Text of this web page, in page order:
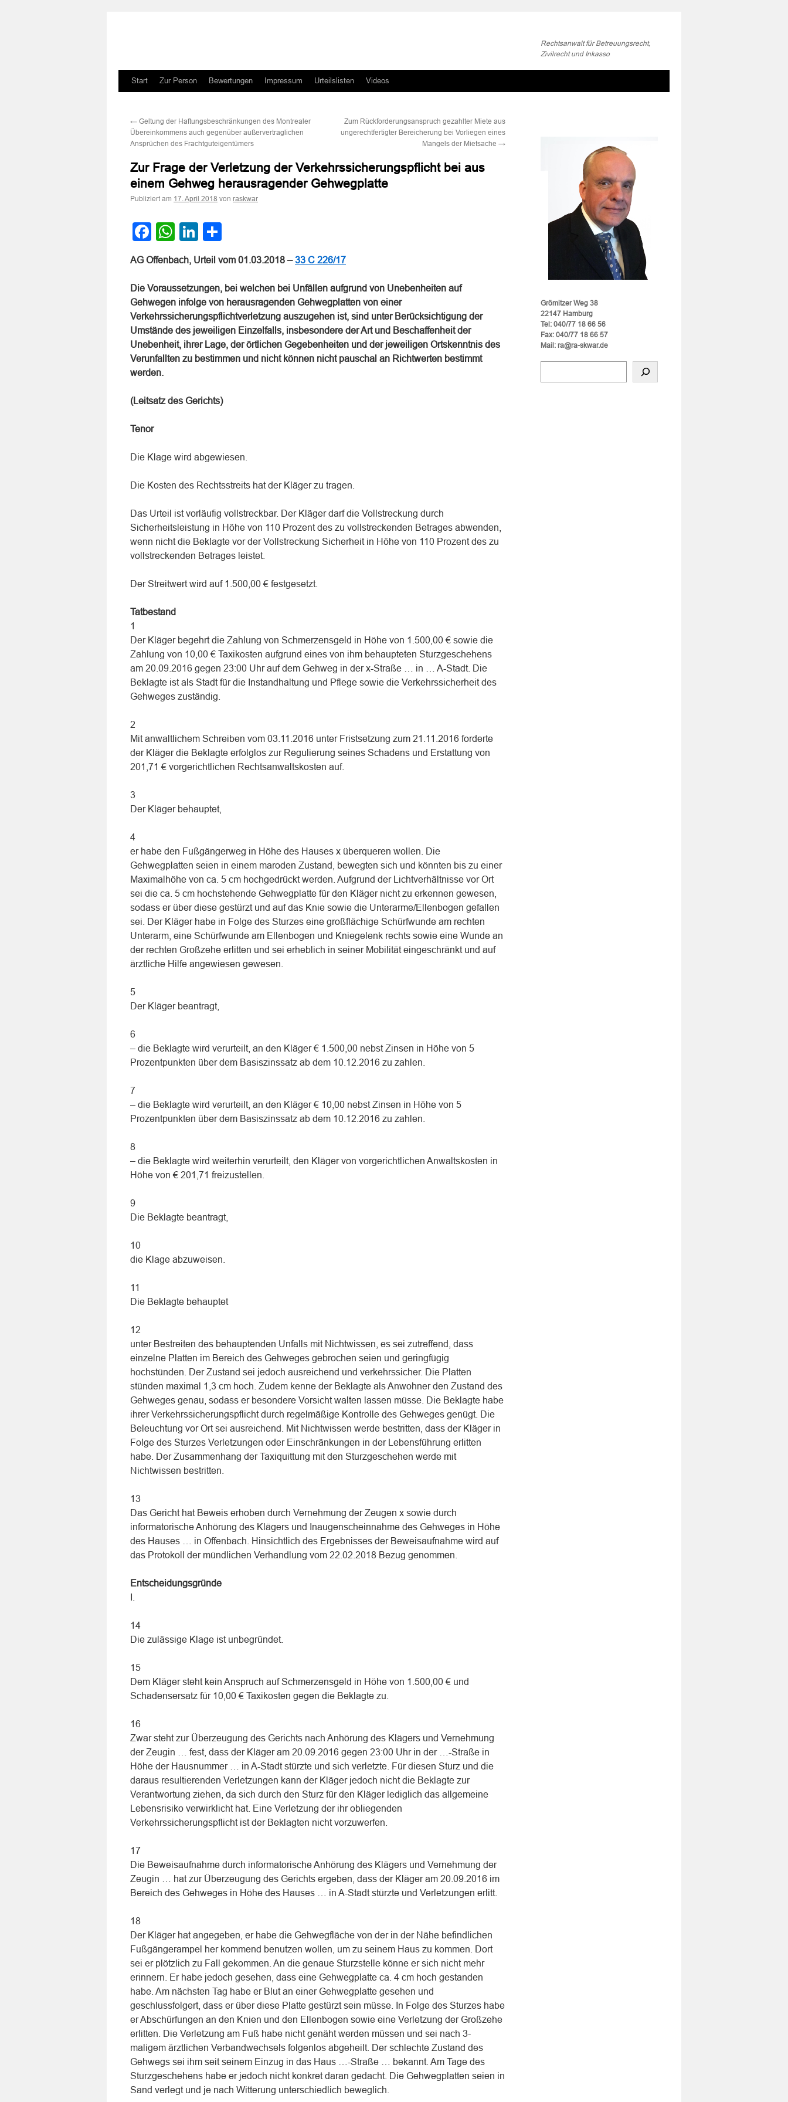
Rechtsanwalt für Betreuungsrecht,
Zivilrecht und Inkasso
Zum
springen
Start Zur Person Bewertungen Impressum Urteilslisten Videos
← Geltung der Haftungsbeschränkungen des Montrealer
Übereinkommens auch gegenüber außervertraglichen
Ansprüchen des Frachtguteigentümers
Zum Rückforderungsanspruch gezahlter Miete aus
ungerechtfertigter Bereicherung bei Vorliegen eines
Mangels der Mietsache →
Zur Frage der Verletzung der Verkehrssicherungspflicht bei aus
einem Gehweg herausragender Gehwegplatte
Publiziert am 17. April 2018 von raskwar
Facebook
WhatsApp
LinkedIn
AG Offenbach, Urteil vom 01.03.2018 –33 C 226/17
Die Voraussetzungen, bei welchen bei Unfällen aufgrund von Unebenheiten auf
Gehwegen infolge von herausragenden Gehwegplatten von einer
Verkehrssicherungspflichtverletzung auszugehen ist, sind unter Berücksichtigung der
Umstände des jeweiligen Einzelfalls, insbesondere der Art und Beschaffenheit der
Unebenheit, ihrer Lage, der örtlichen Gegebenheiten und der jeweiligen Ortskenntnis des
Verunfallten zu bestimmen und nicht können nicht pauschal an Richtwerten bestimmt
werden.
(Leitsatz des Gerichts)
Tenor
Die Klage wird abgewiesen.
Die Kosten des Rechtsstreits hat der Kläger zu tragen.
Das Urteil ist vorläufig vollstreckbar. Der Kläger darf die Vollstreckung durch
Sicherheitsleistung in Höhe von 110 Prozent des zu vollstreckenden Betrages abwenden,
wenn nicht die Beklagte vor der Vollstreckung Sicherheit in Höhe von 110 Prozent des zu
vollstreckenden Betrages leistet.
Der Streitwert wird auf 1.500,00 € festgesetzt.
Tatbestand
1
Der Kläger begehrt die Zahlung von Schmerzensgeld in Höhe von 1.500,00 € sowie die
Zahlung von 10,00 € Taxikosten aufgrund eines von ihm behaupteten Sturzgeschehens
am 20.09.2016 gegen 23:00 Uhr auf dem Gehweg in der x-Straße … in … A-Stadt. Die
Beklagte ist als Stadt für die Instandhaltung und Pflege sowie die Verkehrssicherheit des
Gehweges zuständig.
2
Mit anwaltlichem Schreiben vom 03.11.2016 unter Fristsetzung zum 21.11.2016 forderte
der Kläger die Beklagte erfolglos zur Regulierung seines Schadens und Erstattung von
201,71 € vorgerichtlichen Rechtsanwaltskosten auf.
3
Der Kläger behauptet,
4
er habe den Fußgängerweg in Höhe des Hauses x überqueren wollen. Die
Gehwegplatten seien in einem maroden Zustand, bewegten sich und könnten bis zu einer
Maximalhöhe von ca. 5 cm hochgedrückt werden. Aufgrund der Lichtverhältnisse vor Ort
sei die ca. 5 cm hochstehende Gehwegplatte für den Kläger nicht zu erkennen gewesen,
sodass er über diese gestürzt und auf das Knie sowie die Unterarme/Ellenbogen gefallen
sei. Der Kläger habe in Folge des Sturzes eine großflächige Schürfwunde am rechten
Unterarm, eine Schürfwunde am Ellenbogen und Kniegelenk rechts sowie eine Wunde an
der rechten Großzehe erlitten und sei erheblich in seiner Mobilität eingeschränkt und auf
ärztliche Hilfe angewiesen gewesen.
5
Der Kläger beantragt,
6
– die Beklagte wird verurteilt, an den Kläger € 1.500,00 nebst Zinsen in Höhe von 5
Prozentpunkten über dem Basiszinssatz ab dem 10.12.2016 zu zahlen.
7
– die Beklagte wird verurteilt, an den Kläger € 10,00 nebst Zinsen in Höhe von 5
Prozentpunkten über dem Basiszinssatz ab dem 10.12.2016 zu zahlen.
8
– die Beklagte wird weiterhin verurteilt, den Kläger von vorgerichtlichen Anwaltskosten in
Höhe von € 201,71 freizustellen.
9
Die Beklagte beantragt,
10
die Klage abzuweisen.
11
Die Beklagte behauptet
12
unter Bestreiten des behauptenden Unfalls mit Nichtwissen, es sei zutreffend, dass
einzelne Platten im Bereich des Gehweges gebrochen seien und geringfügig
hochstünden. Der Zustand sei jedoch ausreichend und verkehrssicher. Die Platten
stünden maximal 1,3 cm hoch. Zudem kenne der Beklagte als Anwohner den Zustand des
Gehweges genau, sodass er besondere Vorsicht walten lassen müsse. Die Beklagte habe
ihrer Verkehrssicherungspflicht durch regelmäßige Kontrolle des Gehweges genügt. Die
Beleuchtung vor Ort sei ausreichend. Mit Nichtwissen werde bestritten, dass der Kläger in
Folge des Sturzes Verletzungen oder Einschränkungen in der Lebensführung erlitten
habe. Der Zusammenhang der Taxiquittung mit den Sturzgeschehen werde mit
Nichtwissen bestritten.
13
Das Gericht hat Beweis erhoben durch Vernehmung der Zeugen x sowie durch
informatorische Anhörung des Klägers und Inaugenscheinnahme des Gehweges in Höhe
des Hauses … in Offenbach. Hinsichtlich des Ergebnisses der Beweisaufnahme wird auf
das Protokoll der mündlichen Verhandlung vom 22.02.2018 Bezug genommen.
Entscheidungsgründe
14
Die zulässige Klage ist unbegründet.
15
Dem Kläger steht kein Anspruch auf Schmerzensgeld in Höhe von 1.500,00 € und
Schadensersatz für 10,00 € Taxikosten gegen die Beklagte zu.
16
Zwar steht zur Überzeugung des Gerichts nach Anhörung des Klägers und Vernehmung
der Zeugin … fest, dass der Kläger am 20.09.2016 gegen 23:00 Uhr in der …-Straße in
Höhe der Hausnummer … in A-Stadt stürzte und sich verletzte. Für diesen Sturz und die
daraus resultierenden Verletzungen kann der Kläger jedoch nicht die Beklagte zur
Verantwortung ziehen, da sich durch den Sturz für den Kläger lediglich das allgemeine
Lebensrisiko verwirklicht hat. Eine Verletzung der ihr obliegenden
Verkehrssicherungspflicht ist der Beklagten nicht vorzuwerfen.
17
Die Beweisaufnahme durch informatorische Anhörung des Klägers und Vernehmung der
Zeugin … hat zur Überzeugung des Gerichts ergeben, dass der Kläger am 20.09.2016 im
Bereich des Gehweges in Höhe des Hauses … in A-Stadt stürzte und Verletzungen erlitt.
18
Der Kläger hat angegeben, er habe die Gehwegfläche von der in der Nähe befindlichen
Fußgängerampel her kommend benutzen wollen, um zu seinem Haus zu kommen. Dort
sei er plötzlich zu Fall gekommen. An die genaue Sturzstelle könne er sich nicht mehr
erinnern. Er habe jedoch gesehen, dass eine Gehwegplatte ca. 4 cm hoch gestanden
habe. Am nächsten Tag habe er Blut an einer Gehwegplatte gesehen und
geschlussfolgert, dass er über diese Platte gestürzt sein müsse. In Folge des Sturzes habe
er Abschürfungen an den Knien und den Ellenbogen sowie eine Verletzung der Großzehe
erlitten. Die Verletzung am Fuß habe nicht genäht werden müssen und sei nach 3-
maligem ärztlichen Verbandwechsels folgenlos abgeheilt. Der schlechte Zustand des
Gehwegs sei ihm seit seinem Einzug in das Haus …-Straße … bekannt. Am Tage des
Sturzgeschehens habe er jedoch nicht konkret daran gedacht. Die Gehwegplatten seien in
Sand verlegt und je nach Witterung unterschiedlich beweglich.
Grömitzer Weg 38
22147 Hamburg
Tel: 040/77 18 66 56
Fax: 040/77 18 66 57
Mail: ra@ra-skwar.de